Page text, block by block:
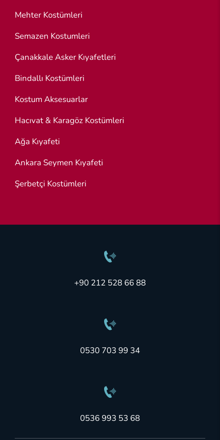
Mehter Kostümleri
Semazen Kostumleri
Çanakkale Asker Kıyafetleri
Bindallı Kostümleri
Kostum Aksesuarlar
Hacıvat & Karagöz Kostümleri
Ağa Kıyafeti
Ankara Seymen Kıyafeti
Şerbetçi Kostümleri
+90 212 528 66 88
0530 703 99 34
0536 993 53 68